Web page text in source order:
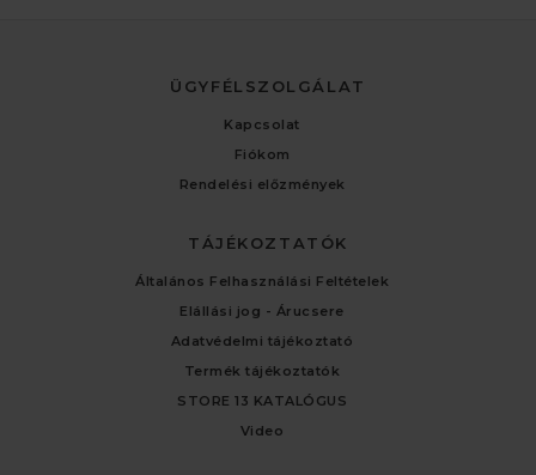
ÜGYFÉLSZOLGÁLAT
Kapcsolat
Fiókom
Rendelési előzmények
TÁJÉKOZTATÓK
Általános Felhasználási Feltételek
Elállási jog - Árucsere
Adatvédelmi tájékoztató
Termék tájékoztatók
STORE 13 KATALÓGUS
Video